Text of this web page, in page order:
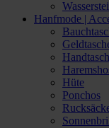
Hanfmode |
Hüte
Ponchos